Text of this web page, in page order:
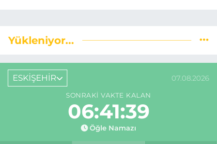
Yükleniyor...
ESKİŞEHİR 07.08.2026
SONRAKI VAKTE KALAN
06:41:38
Öğle Namazı